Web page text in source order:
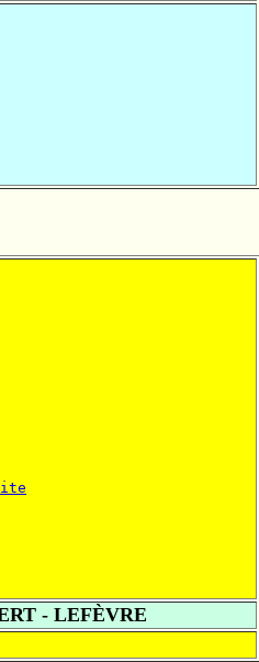
- LEFÈVRE